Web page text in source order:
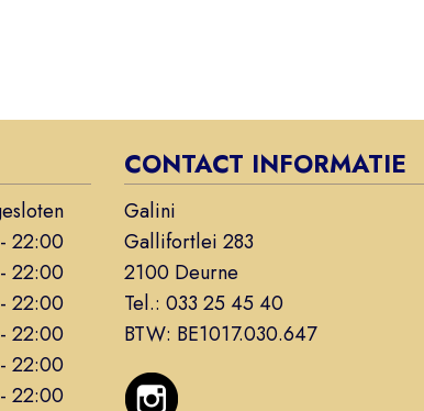
22:00
22:00
22:00
22:00
22:00
22:00
CONTACT INFORMATIE
Galini
Gallifortlei 283
2100 Deurne
Tel.: 033 25 45 40
BTW: BE1017.030.647